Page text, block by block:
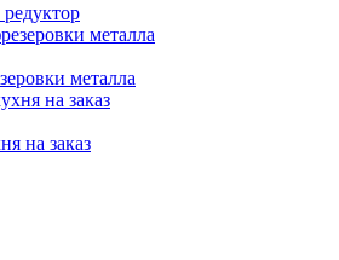
металла
на заказ